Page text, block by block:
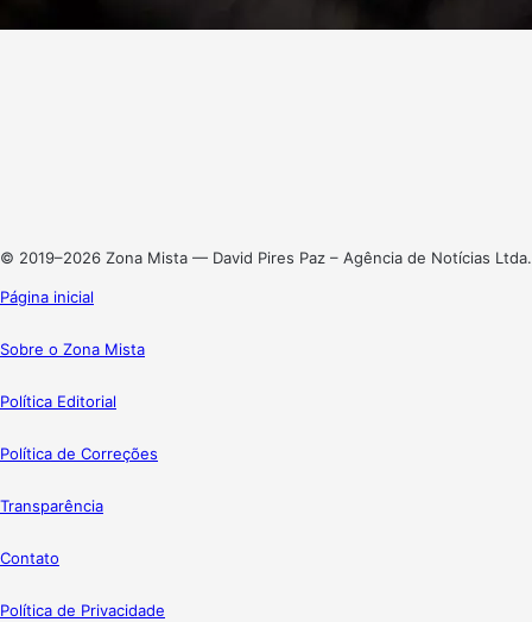
© 2019–2026 Zona Mista — David Pires Paz – Agência de Notícias Ltda.
Página inicial
Sobre o Zona Mista
Política Editorial
Política de Correções
Transparência
Contato
Política de Privacidade